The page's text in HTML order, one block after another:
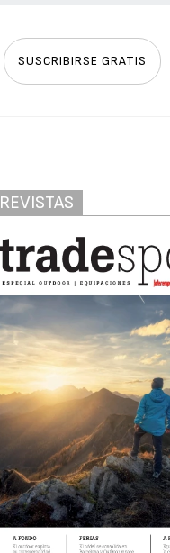
SUSCRIBIRSE GRATIS
REVISTAS